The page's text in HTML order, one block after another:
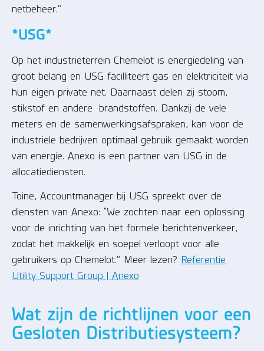
netbeheer.”
*USG*
Op het industrieterrein Chemelot is energiedeling van
groot belang en USG facilliteert gas en elektriciteit via
hun eigen private net. Daarnaast delen zij stoom,
stikstof en andere brandstoffen. Dankzij de vele
meters en de samenwerkingsafspraken, kan voor de
industriele bedrijven optimaal gebruik gemaakt worden
van energie. Anexo is een partner van USG in de
allocatiediensten.
Toine, Accountmanager bij USG spreekt over de
diensten van Anexo: “We zochten naar een oplossing
voor de inrichting van het formele berichtenverkeer,
zodat het makkelijk en soepel verloopt voor alle
gebruikers op Chemelot.” Meer lezen? Referentie
Utility Support Group | Anexo
Wat zijn de richtlijnen voor een
Gesloten Distributiesysteem?